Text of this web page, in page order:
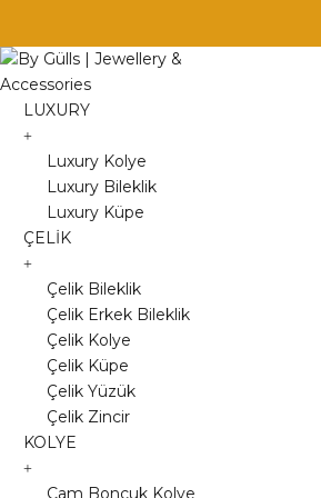
Skip
to
content
LUXURY
Luxury Kolye
Luxury Bileklik
Luxury Küpe
ÇELİK
Çelik Bileklik
Çelik Erkek Bileklik
Çelik Kolye
Çelik Küpe
Çelik Yüzük
Çelik Zincir
KOLYE
Cam Boncuk Kolye